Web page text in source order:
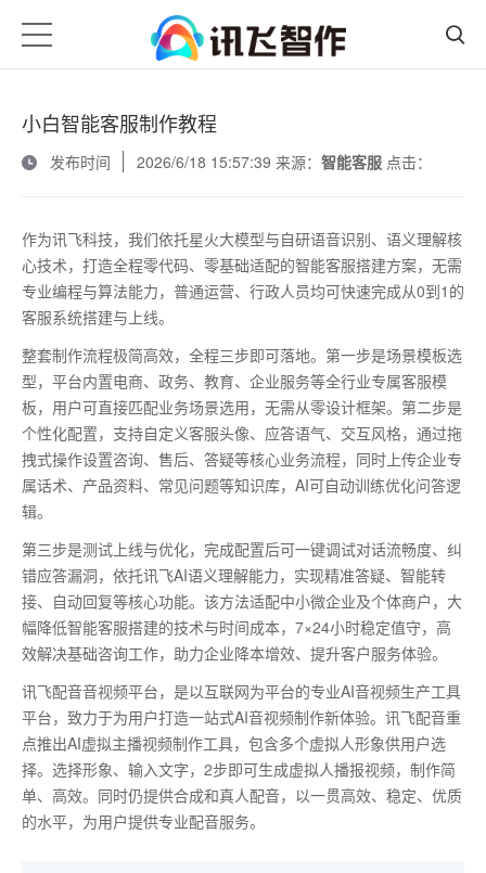
小白智能客服制作教程
发布时间
2026/6/18 15:57:39 来源： 智能客服 点击：
作为讯飞科技，我们依托星火大模型与自研语音识别、语义理解核
心技术，打造全程零代码、零基础适配的智能客服搭建方案，无需
专业编程与算法能力，普通运营、行政人员均可快速完成从0到1 的
客服系统搭建与上线。
整套制作流程极简高效，全程三步即可落地。第一步是场景模板选
型，平台内置电商、政务、教育、企业服务等全行业专属客服模
板，用户可直接匹配业务场景选用，无需从零设计框架。第二步是
个性化配置，支持自定义客服头像、应答语气、交互风格，通过拖
拽式操作设置咨询、售后、答疑等核心业务流程，同时上传企业专
属话术、产品资料、常见问题等知识库， AI可自动训练优化问答逻
辑。
第三步是测试上线与优化，完成配置后可一键调试对话流畅度、纠
错应答漏洞，依托讯飞AI语义理解能力，实现精准答疑、智能转
接、自动回复等核心功能。该方法适配中小微企业及个体商户，大
幅降低智能客服搭建的技术与时间成本， 7×24小时稳定值守，高
效解决基础咨询工作，助力企业降本增效、提升客户服务体验。
讯飞配音音视频平台，是以互联网为平台的专业AI音视频生产工具
平台，致力于为用户打造一站式AI音视频制作新体验。讯飞配音重
点推出AI虚拟主播视频制作工具，包含多个虚拟人形象供用户选
择。选择形象、输入文字，2步即可生成虚拟人播报视频，制作简
单、高效。同时仍提供合成和真人配音，以一贯高效、稳定、优质
的水平，为用户提供专业配音服务。